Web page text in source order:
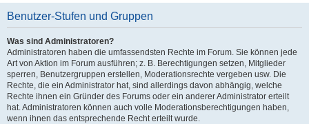
Benutzer-Stufen und Gruppen
Was sind Administratoren?
Administratoren haben die umfassendsten Rechte im Forum. Sie können jede
Art von Aktion im Forum ausführen; z. B. Berechtigungen setzen, Mitglieder
sperren, Benutzergruppen erstellen, Moderationsrechte vergeben usw. Die
Rechte, die ein Administrator hat, sind allerdings davon abhängig, welche
Rechte ihnen ein Gründer des Forums oder ein anderer Administrator erteilt
hat. Administratoren können auch volle Moderationsberechtigungen haben,
wenn ihnen das entsprechende Recht erteilt wurde.